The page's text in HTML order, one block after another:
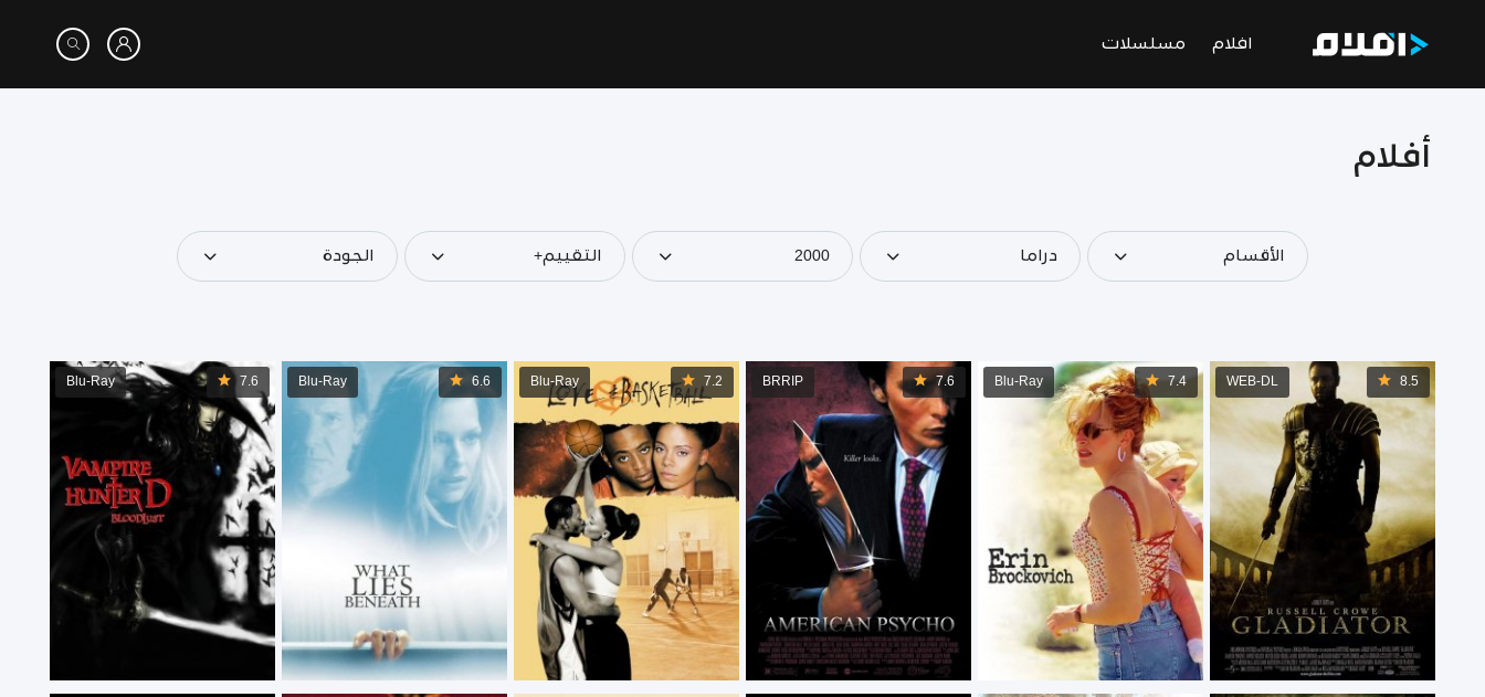
افلام مسلسلات
أفلام
الأقسام دراما 2000 التقييم+ الجودة
8.5
WEB-DL
7.4
Blu-Ray
7.6
BRRIP
7.2
Blu-Ray
6.6
Blu-Ray
7.6
Blu-Ray